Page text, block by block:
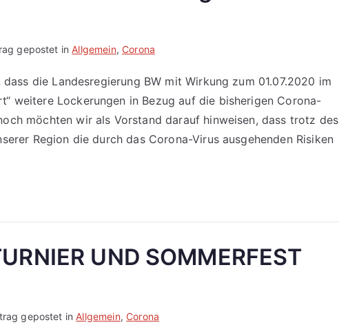
gepostet inAllgemein, Corona
die Landesregierung BW mit Wirkung zum 01.07.2020 im
weitere Lockerungen in Bezug auf die bisherigen Corona-
möchten wir als Vorstand darauf hinweisen, dass trotz des
Region die durch das Corona-Virus ausgehenden Risiken
UND SOMMERFEST
gepostet inAllgemein, Corona